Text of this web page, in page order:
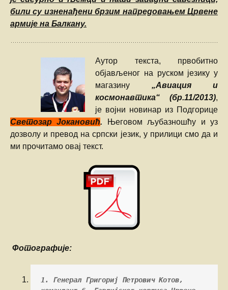
били су изненађени брзим напредовањем Црвене
армије на Балкану.
Аутор текста, првобитно
објављеног на руском језику у
магазину „Авиация и
космонавтика“ (бр.11/2013),
је војни новинар из Подгорице
Светозар Јокановић.
Његовом љубазношћу и уз
дозволу и превод на српски језик, у прилици смо да и
ми прочитамо овај текст.
Фотографије:
1. Генерал Григориј Петрович Котов,